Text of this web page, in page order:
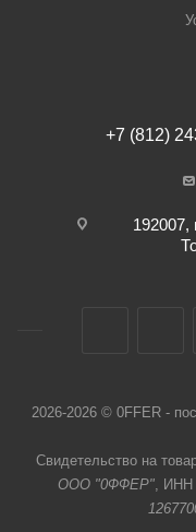
+7 (812)
192007,
2026-2026 © 0FFER -
Свидетельство на
ООО "0ФФЕР", ИНН